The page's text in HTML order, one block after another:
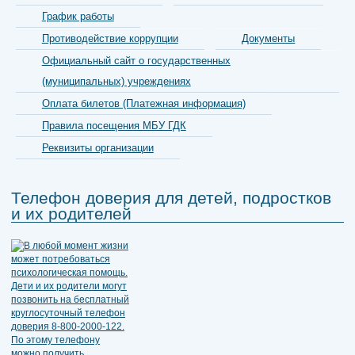
График работы
Противодействие коррупции
Документы
Официальный сайт о государственных
(муниципальных) учреждениях
Оплата билетов (Платежная информация)
Правила посещения МБУ ГДК
Реквизиты организации
Телефон доверия для детей, подростков
и их родителей